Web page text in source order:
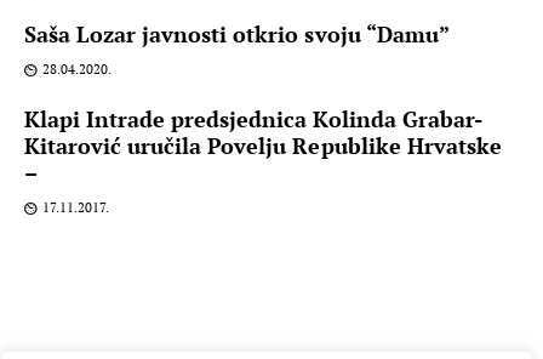
Saša Lozar javnosti otkrio svoju “Damu”
28.04.2020.
Klapi Intrade predsjednica Kolinda Grabar-
Kitarović uručila Povelju Republike Hrvatske
–
17.11.2017.